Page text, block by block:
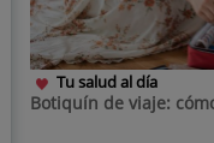
Tu salud al día
Botiquín de viaje: